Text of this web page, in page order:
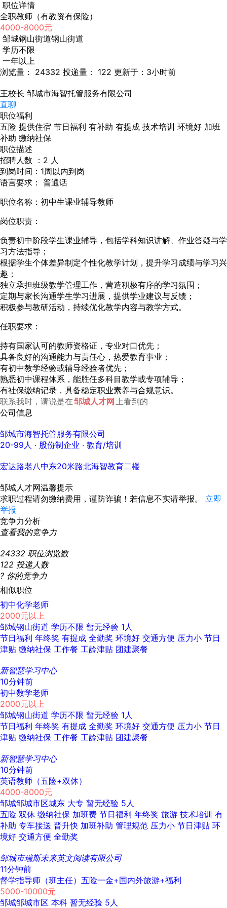
职位详情
全职教师（有教资有保险）
4000-8000元
邹城钢山街道钢山街道
学历不限
一年以上
浏览量： 24332 投递量： 122 更新于：3小时前
王校长 邹城市海智托管服务有限公司
直聊
职位福利
五险 提供住宿 节日福利 有补助 有提成 技术培训 环境好 加班
补助 缴纳社保
职位描述
招聘人数 ：2 人
到岗时间：1周以内到岗
语言要求： 普通话
职位名称：初中生课业辅导教师
岗位职责：
负责初中阶段学生课业辅导，包括学科知识讲解、作业答疑与学
习方法指导；
根据学生个体差异制定个性化教学计划，提升学习成绩与学习兴
趣；
独立承担班级教学管理工作，营造积极有序的学习氛围；
定期与家长沟通学生学习进展，提供学业建议与反馈；
积极参与教研活动，持续优化教学内容与教学方式。
任职要求：
持有国家认可的教师资格证，专业对口优先；
具备良好的沟通能力与责任心，热爱教育事业；
有初中教学经验或辅导经验者优先；
熟悉初中课程体系，能胜任多科目教学或专项辅导；
有社保缴纳记录，具备稳定职业素养与合规意识。
联系我时，请说是在邹城人才网 上看到的
公司信息
邹城市海智托管服务有限公司
20-99人 · 股份制企业 · 教育/培训
宏达路老八中东20米路北海智教育二楼
邹城人才网温馨提示
求职过程请勿缴纳费用，谨防诈骗！若信息不实请举报。 立即
举报
竞争力分析
查看我的竞争力
24332 职位浏览数
122 投递人数
? 你的竞争力
相似职位
初中化学老师
2000元以上
邹城钢山街道 学历不限 暂无经验 1人
节日福利 年终奖 有提成 全勤奖 环境好 交通方便 压力小 节日
津贴 缴纳社保 工作餐 工龄津贴 团建聚餐
新智慧学习中心
10分钟前
初中数学老师
2000元以上
邹城钢山街道 学历不限 暂无经验 1人
节日福利 年终奖 有提成 全勤奖 环境好 交通方便 压力小 节日
津贴 缴纳社保 工作餐 工龄津贴 团建聚餐
新智慧学习中心
10分钟前
英语教师（五险+双休）
4000-8000元
邹城邹城市区城东 大专 暂无经验 5人
五险 双休 缴纳社保 加班费 节日福利 年终奖 旅游 技术培训 有
补助 专车接送 晋升快 加班补助 管理规范 压力小 节日津贴 环
境好 交通方便 全勤奖
邹城市瑞斯未来英文阅读有限公司
11分钟前
督学指导师（班主任）五险一金+国内外旅游+福利
5000-10000元
邹城邹城市区 本科 暂无经验 5人